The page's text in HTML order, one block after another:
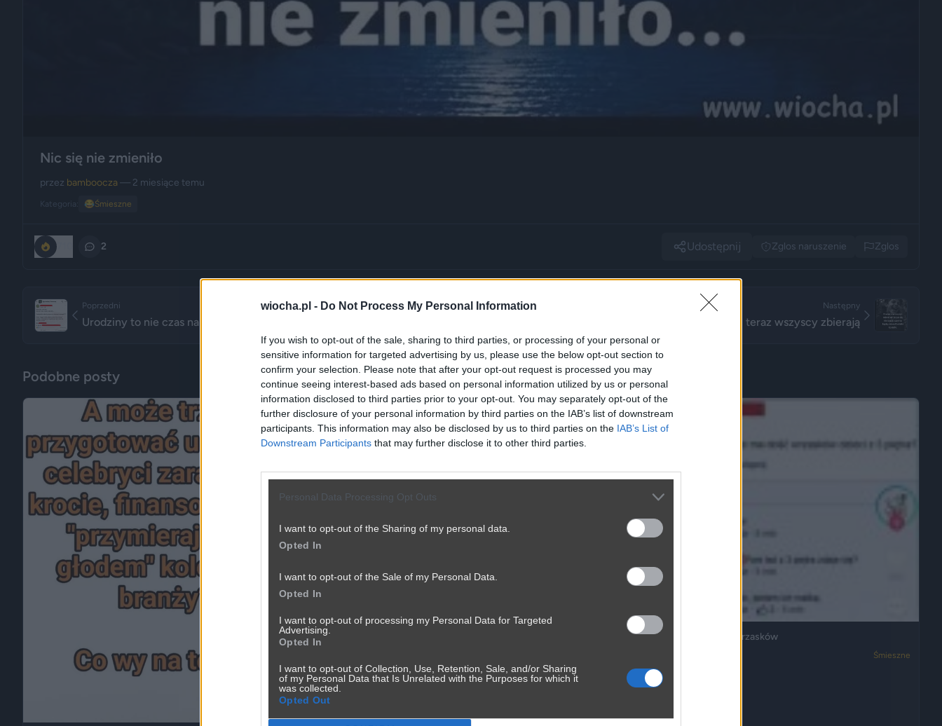
wiocha.pl - Do Not Process My Personal Information
If you wish to opt-out of the sale, sharing to third parties, or processing of your personal or
sensitive information for targeted advertising by us, please use the below opt-out section to
confirm your selection. Please note that after your opt-out request is processed you may
continue seeing interest-based ads based on personal information utilized by us or personal
information disclosed to third parties prior to your opt-out. You may separately opt-out of the
further disclosure of your personal information by third parties on the IAB’s list of downstream
participants. This information may also be disclosed by us to third parties on the IAB’s List of
Downstream Participants that may further disclose it to other third parties.
Personal Data Processing Opt Outs
I want to opt-out of the Sharing of my personal data.
Opted In
I want to opt-out of the Sale of my Personal Data.
Opted In
I want to opt-out of processing my Personal Data for Targeted
Advertising.
Opted In
I want to opt-out of Collection, Use, Retention, Sale, and/or Sharing
of my Personal Data that Is Unrelated with the Purposes for which it
was collected.
Opted Out
Nic się nie zmieniło
przez bamboocza — 2 miesiące temu
Kategoria: 😂Śmieszne
2 Udostępnij Zglos naruszenie Zglos
Poprzedni
Urodziny to nie czas na łamanie zębów...
Następny
Kiedyś zbierałem butelki, teraz wszyscy zbierają
Podobne posty
Mężczyźni kłamią częśćiej
Ja też mam dosyć ich wrzasków
Śmieszne